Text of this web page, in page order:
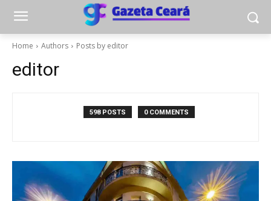
Home Authors Posts by editor
editor
598 POSTS 0 COMMENTS